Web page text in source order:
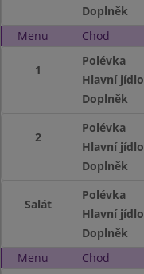
Doplněk
Menu
Chod
1
Polévka
Hlavní jídlo
Doplněk
2
Polévka
Hlavní jídlo
Doplněk
Salát
Polévka
Hlavní jídlo
Doplněk
Menu
Chod